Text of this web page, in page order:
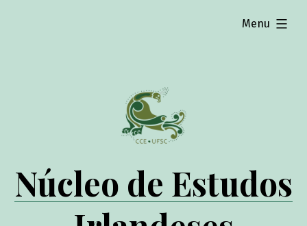
Núcleo de Estudos
Menu
expanded